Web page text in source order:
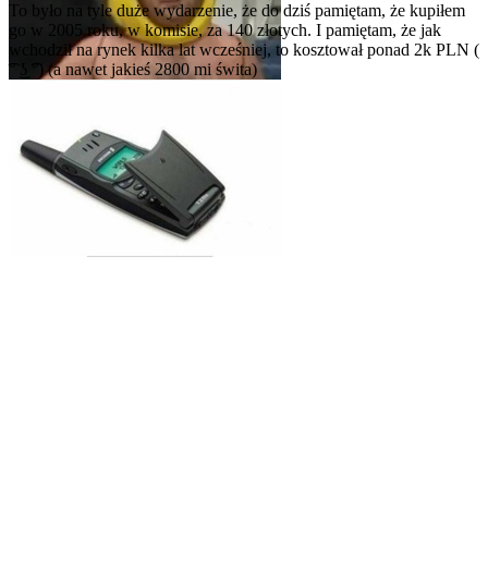
To było na tyle duże wydarzenie, że do dziś pamiętam, że kupiłem
go w 2005 roku, w komisie, za 140 złotych. I pamiętam, że jak
wchodził na rynek kilka lat wcześniej, to kosztował ponad 2k PLN (
͡° ͜ʖ ͡°) (a nawet jakieś 2800 mi świta)